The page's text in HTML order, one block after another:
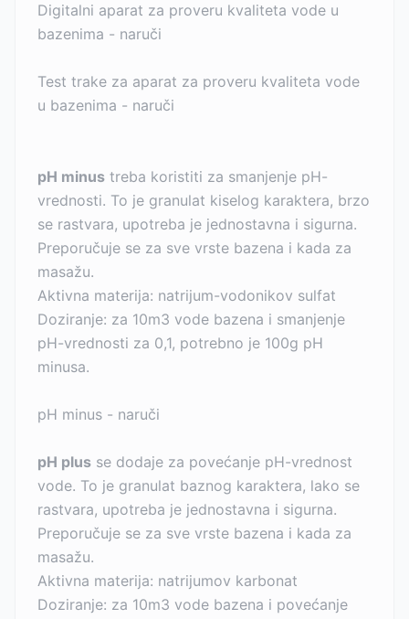
Digitalni aparat za proveru kvaliteta vode u
bazenima - naruči
Test trake za aparat za proveru kvaliteta vode
u bazenima - naruči
pH minus treba koristiti za smanjenje pH-
vrednosti. To je granulat kiselog karaktera, brzo
se rastvara, upotreba je jednostavna i sigurna.
Preporučuje se za sve vrste bazena i kada za
masažu.
Aktivna materija: natrijum-vodonikov sulfat
Doziranje: za 10m3 vode bazena i smanjenje
pH-vrednosti za 0,1, potrebno je 100g pH
minusa.
pH minus - naruči
pH plus se dodaje za povećanje pH-vrednost
vode. To je granulat baznog karaktera, lako se
rastvara, upotreba je jednostavna i sigurna.
Preporučuje se za sve vrste bazena i kada za
masažu.
Aktivna materija: natrijumov karbonat
Doziranje: za 10m3 vode bazena i povećanje